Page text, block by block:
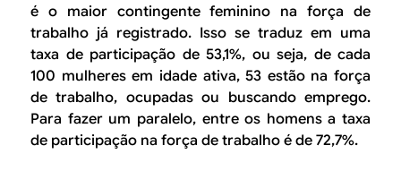
é o maior contingente feminino na força de
trabalho já registrado. Isso se traduz em uma
taxa de participação de 53,1%, ou seja, de cada
100 mulheres em idade ativa, 53 estão na força
de trabalho, ocupadas ou buscando emprego.
Para fazer um paralelo, entre os homens a taxa
de participação na força de trabalho é de 72,7%.